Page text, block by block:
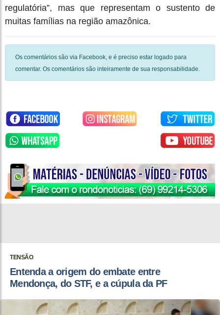
regulatória”, mas que representam o sustento de
muitas famílias na região amazônica.
Os comentários são via Facebook, e é preciso estar logado para
comentar. Os comentários são inteiramente de sua responsabilidade.
TENSÃO
Entenda a origem do embate entre
Mendonça, do STF, e a cúpula da PF